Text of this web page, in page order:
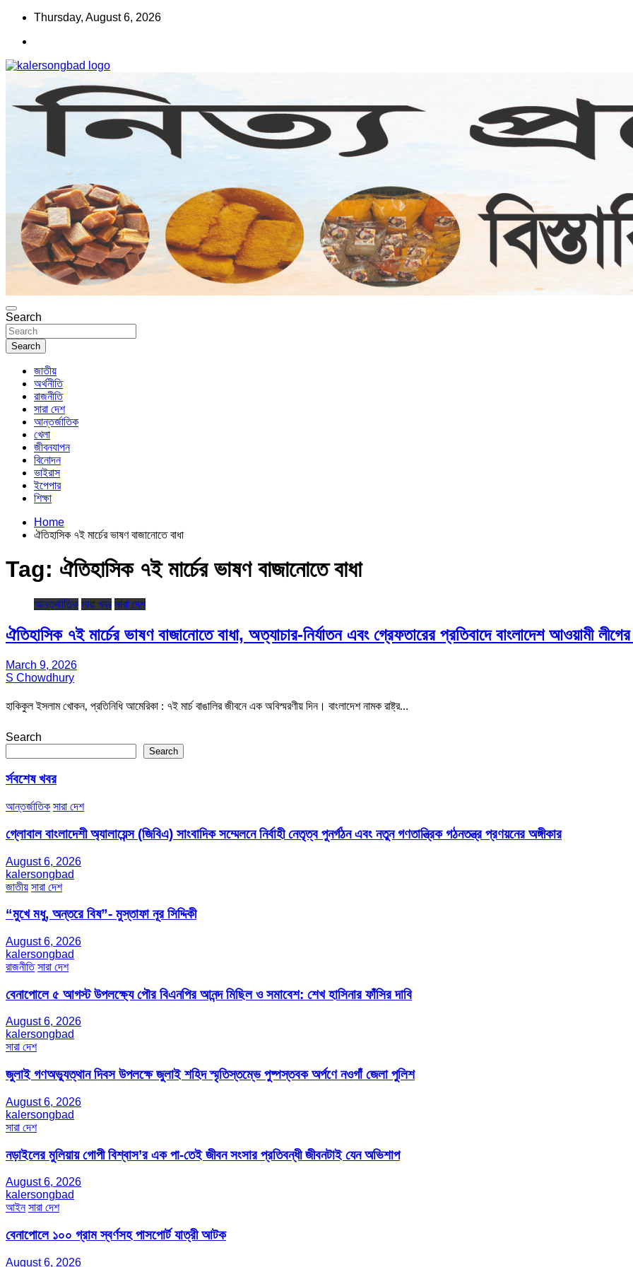
Skip
content
Thursday, August 6, 2026
কালের সংবাদ
www.kalersongbad.com
Search
Search
জাতীয়
অর্থনীতি
রাজনীতি
সারা দেশ
আন্তর্জাতিক
খেলা
জীবনযাপন
বিনোদন
ভাইরাস
ইপেপার
শিক্ষা
Home
ঐতিহাসিক ৭ই মার্চের ভাষণ বাজানোতে বাধা
Tag: ঐতিহাসিক ৭ই মার্চের ভাষণ বাজানোতে বাধা
আন্তর্জাতিক সারা খবর সারা দেশ
ঐতিহাসিক ৭ই মার্চের ভাষণ বাজানোতে বাধা, অত্যাচার-নির্যাতন এবং গ্রেফতারের প্রতিবাদে বাংলাদেশ আওয়ামী
March 9, 2026
S Chowdhury
হাকিকুল ইসলাম খোকন, প্রতিনিধি আমেরিকা : ৭ই মার্চ বাঙালির জীবনে এক অবিস্মরণীয় দিন। বাংলাদেশ নামক রাষ্ট্র…
Search
Search
র্সবশেষ খবর
আন্তর্জাতিক সারা দেশ
গ্লোবাল বাংলাদেশী অ্যালায়েন্স (জিবিএ) সাংবাদিক সম্মেলনে নির্বাহী নেতৃত্ব পুনর্গঠন এবং নতুন গণতান্ত্রিক গঠনতন্ত্র প্রণয়নের অঙ্গীকার
August 6, 2026
kalersongbad
জাতীয় সারা দেশ
“মুখে মধু, অন্তরে বিষ”- মুস্তাফা নূর সিদ্দিকী
August 6, 2026
kalersongbad
রাজনীতি সারা দেশ
বেনাপোলে ৫ আগস্ট উপলক্ষ্যে পৌর বিএনপির আনন্দ মিছিল ও সমাবেশ: শেখ হাসিনার ফাঁসির দাবি
August 6, 2026
kalersongbad
সারা দেশ
জুলাই গণঅভ্যুত্থান দিবস উপলক্ষে জুলাই শহিদ স্মৃতিস্তম্ভে পুষ্পস্তবক অর্পণে নওগাঁ জেলা পুলিশ
August 6, 2026
kalersongbad
সারা দেশ
নড়াইলের মুলিয়ায় গোপী বিশ্বাস’র এক পা-তেই জীবন সংসার প্রতিবন্ধী জীবনটাই যেন অভিশাপ
August 6, 2026
kalersongbad
আইন সারা দেশ
বেনাপোলে ১০০ গ্রাম স্বর্ণসহ পাসপোর্ট যাত্রী আটক
August 6, 2026